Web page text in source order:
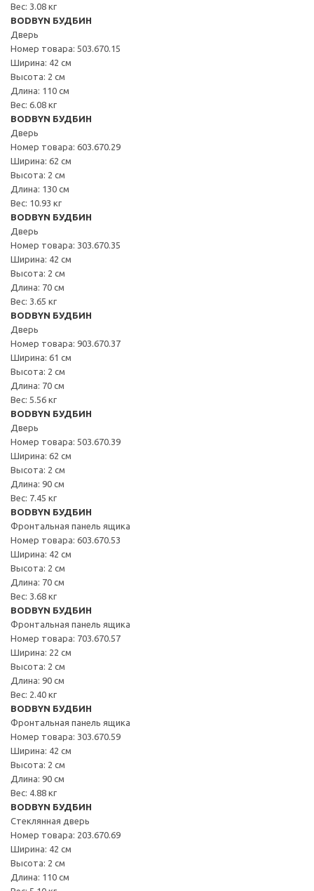
Вес: 3.08 кг
BODBYN БУДБИН
Дверь
Номер товара: 503.670.15
Ширина: 42 см
Высота: 2 см
Длина: 110 см
Вес: 6.08 кг
BODBYN БУДБИН
Дверь
Номер товара: 603.670.29
Ширина: 62 см
Высота: 2 см
Длина: 130 см
Вес: 10.93 кг
BODBYN БУДБИН
Дверь
Номер товара: 303.670.35
Ширина: 42 см
Высота: 2 см
Длина: 70 см
Вес: 3.65 кг
BODBYN БУДБИН
Дверь
Номер товара: 903.670.37
Ширина: 61 см
Высота: 2 см
Длина: 70 см
Вес: 5.56 кг
BODBYN БУДБИН
Дверь
Номер товара: 503.670.39
Ширина: 62 см
Высота: 2 см
Длина: 90 см
Вес: 7.45 кг
BODBYN БУДБИН
Фронтальная панель ящика
Номер товара: 603.670.53
Ширина: 42 см
Высота: 2 см
Длина: 70 см
Вес: 3.68 кг
BODBYN БУДБИН
Фронтальная панель ящика
Номер товара: 703.670.57
Ширина: 22 см
Высота: 2 см
Длина: 90 см
Вес: 2.40 кг
BODBYN БУДБИН
Фронтальная панель ящика
Номер товара: 303.670.59
Ширина: 42 см
Высота: 2 см
Длина: 90 см
Вес: 4.88 кг
BODBYN БУДБИН
Стеклянная дверь
Номер товара: 203.670.69
Ширина: 42 см
Высота: 2 см
Длина: 110 см